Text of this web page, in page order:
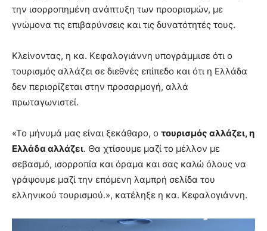
την ισορροπημένη ανάπτυξη των προορισμών, με
γνώμονα τις επιβαρύνσεις και τις δυνατότητές τους.
Κλείνοντας, η κα. Κεφαλογιάννη υπογράμμισε ότι ο
τουρισμός αλλάζει σε διεθνές επίπεδο και ότι η Ελλάδα
δεν περιορίζεται στην προσαρμογή, αλλά
πρωταγωνιστεί.
«Το μήνυμά μας είναι ξεκάθαρο, ο τουρισμός αλλάζει, η
Ελλάδα αλλάζει. Θα χτίσουμε μαζί το μέλλον με
σεβασμό, ισορροπία και όραμα και σας καλώ όλους να
γράψουμε μαζί την επόμενη λαμπρή σελίδα του
ελληνικού τουρισμού.», κατέληξε η κα. Κεφαλογιάννη.